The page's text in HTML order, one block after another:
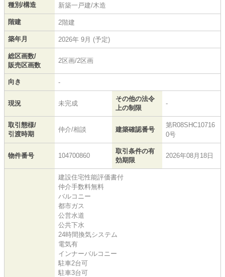
種別/構造 新築一戸建/木造
階建 2階建
築年月 2026年 9月 (予定)
総区画数/
販売区画数
2区画/2区画
向き -
現況 未完成
その他の法令
上の制限
-
取引態様/
引渡時期
仲介/相談 建築確認番号
第R08SHC10716
0号
物件番号 104700860
取引条件の有
効期限
2026年08月18日
建設住宅性能評価書付
仲介手数料無料
バルコニー
都市ガス
公営水道
公共下水
24時間換気システム
電気有
インナーバルコニー
駐車2台可
駐車3台可